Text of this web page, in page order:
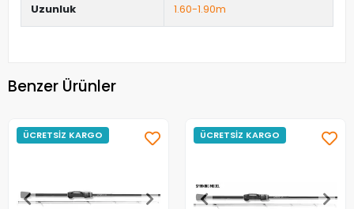
Uzunluk 1.60-1.90m
Benzer Ürünler
ÜCRETSİZ KARGO ÜCRETSİZ KARGO